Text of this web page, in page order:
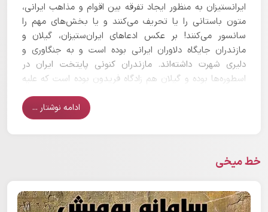
ایرانستیزان به منظور ایجاد تفرقه بین اقوام و مذاهب ایرانی،
متون باستانی را یا تحریف می‌کنند و یا بخش‌های مهم را
سانسور می‌کنند! بر عکس ادعاهای ایران‌ستیزان، گیلان و
مازندران جایگاه دلاوران ایرانی بوده است و به جنگاوری و
دلیری شهرت داشته‌اند. مازندران کنونی پایتخت ایران در
اسطوره‌ها بوده و گیلان هم زادگاه فریدون بوده است که علیه
دیوها مبارزه کرد. در واقع بر اساس متون باستانی ایرانی،
دیوها در گیلان بومی نبوده‌اند بلکه به این مناطق یورش
آورند. بدون تردید این نواحی جایگاه پهلوانان ایرانی بوده
است و در برابر اشغال گران ایستادگی کردند. در شاهنامه هم
ادامه نوشتار ...
خط میخی